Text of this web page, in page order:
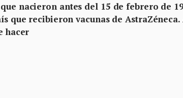
nacieron antes del 15 de febrero de
que recibieron vacunas de AstraZéneca.
hacer